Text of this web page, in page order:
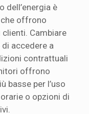
dell’energia è
offrono
Cambiare
accedere a
contrattuali
offrono
basse per l’uso
o opzioni di